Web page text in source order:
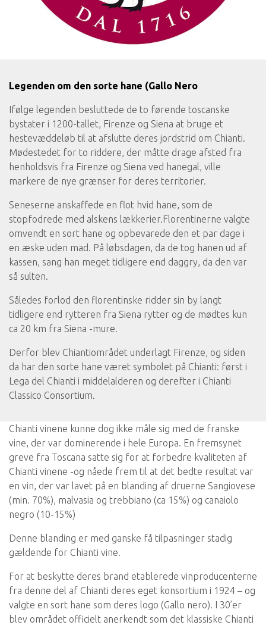
Legenden om den sorte hane (Gallo Nero
Ifølge legenden besluttede de to førende toscanske
bystater i 1200-tallet, Firenze og Siena at bruge et
hestevæddeløb til at afslutte deres jordstrid om Chianti.
Mødestedet for to riddere, der måtte drage afsted fra
henholdsvis fra Firenze og Siena ved hanegal, ville
markere de nye grænser for deres territorier.
Seneserne anskaffede en flot hvid hane, som de
stopfodrede med alskens lækkerier.Florentinerne valgte
omvendt en sort hane og opbevarede den et par dage i
en æske uden mad. På løbsdagen, da de tog hanen ud af
kassen, sang han meget tidligere end daggry, da den var
så sulten.
Således forlod den florentinske ridder sin by langt
tidligere end rytteren fra Siena rytter og de mødtes kun
ca 20 km fra Siena -mure.
Derfor blev Chiantiområdet underlagt Firenze, og siden
da har den sorte hane været symbolet på Chianti: først i
Lega del Chianti i middelalderen og derefter i Chianti
Classico Consortium.
Chianti vinene kunne dog ikke måle sig med de franske
vine, der var dominerende i hele Europa. En fremsynet
greve fra Toscana satte sig for at forbedre kvaliteten af
Chianti vinene -og nåede frem til at det bedte resultat var
en vin, der var lavet på en blanding af druerne Sangiovese
(min. 70%), malvasia og trebbiano (ca 15%) og canaiolo
negro (10-15%)
Denne blanding er med ganske få tilpasninger stadig
gældende for Chianti vine.
For at beskytte deres brand etablerede vinproducenterne
fra denne del af Chianti deres eget konsortium i 1924 – og
valgte en sort hane som deres logo (Gallo nero). I 30’er
blev området officielt anerkendt som det klassiske Chianti